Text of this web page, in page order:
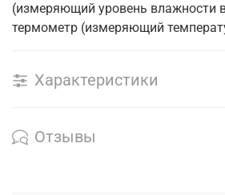
(измеряющий уровень влажности
термометр (измеряющий
Характеристики
Отзывы